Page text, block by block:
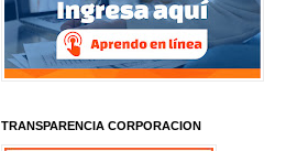
TRANSPARENCIA CORPORACION